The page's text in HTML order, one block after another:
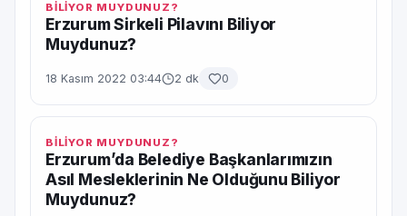
BİLİYOR MUYDUNUZ?
Erzurum Sirkeli Pilavını Biliyor
Muydunuz?
18 Kasım 2022 03:44 2 dk 0
BİLİYOR MUYDUNUZ?
Erzurum’da Belediye Başkanlarımızın
Asıl Mesleklerinin Ne Olduğunu Biliyor
Muydunuz?